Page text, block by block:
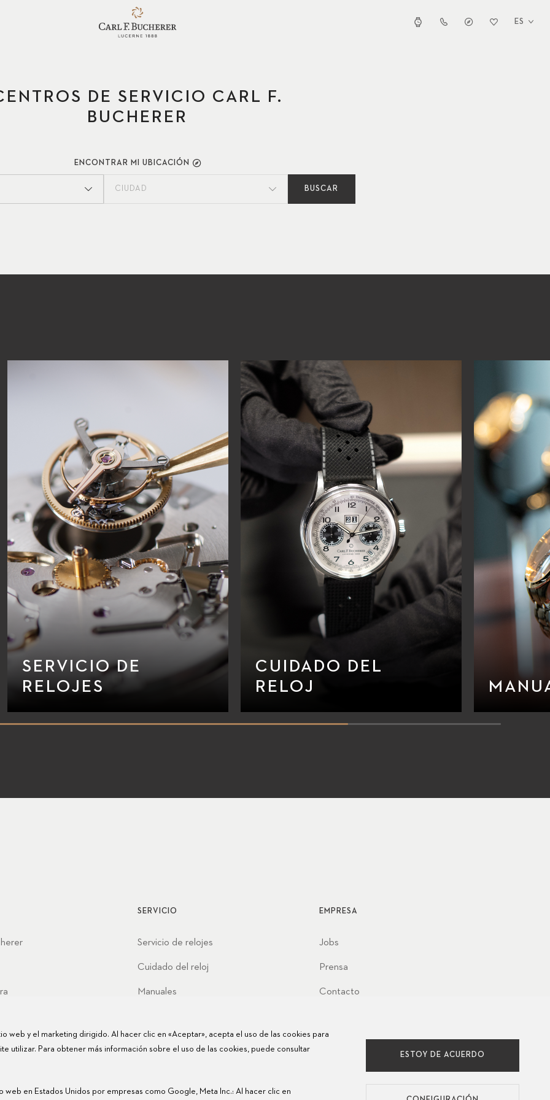
ES
DE SERVICIO CARL F.
BUCHERER
ENCONTRAR MI UBICACIÓN
CIUDAD BUSCAR
SERVICIO DE
RELOJES
CUIDADO DEL
RELOJ
SERVICIO
Servicio de relojes
Cuidado del reloj
Manuales
Centros de servicio
EMPRESA
Jobs
Prensa
Contacto
web y el marketing dirigido. Al hacer clic en «Aceptar», acepta el uso de las cookies para
utilizar. Para obtener más información sobre el uso de las cookies, puede consultar
en Estados Unidos por empresas como Google, Meta Inc.: Al hacer clic en
ESTOY DE ACUERDO